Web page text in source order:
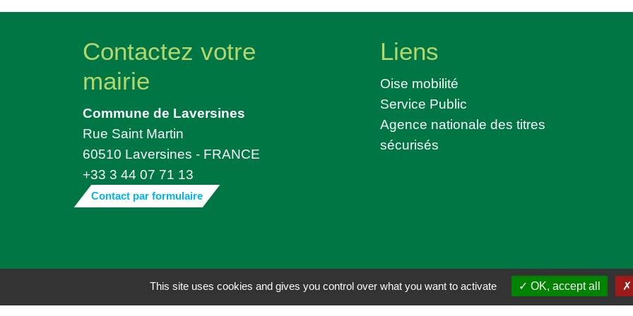
Contactez votre
mairie
Commune de Laversines
Rue Saint Martin
60510 Laversines - FRANCE
+33 3 44 07 71 13
Contact par formulaire
Liens
Oise mobilité
Service Public
Agence nationale des titres
sécurisés
Mentions légales - Politique de confidentialité - Accessibilité - Plan du site - Gestion
This site uses cookies and gives you control over what you want to activate OK, accept all